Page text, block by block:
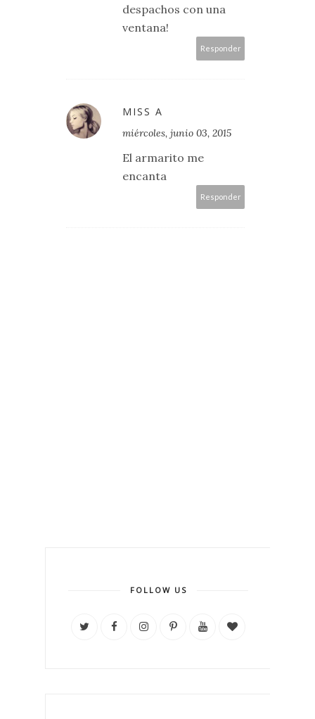
despachos con una
ventana!
Responder
MISS A
miércoles, junio 03, 2015
El armarito me
encanta
Responder
FOLLOW US